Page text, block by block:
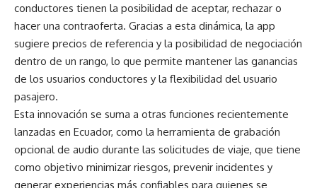
conductores tienen la posibilidad de aceptar, rechazar o
hacer una contraoferta. Gracias a esta dinámica, la app
sugiere precios de referencia y la posibilidad de negociación
dentro de un rango, lo que permite mantener las ganancias
de los usuarios conductores y la flexibilidad del usuario
pasajero.
Esta innovación se suma a otras funciones recientemente
lanzadas en Ecuador, como la herramienta de grabación
opcional de audio durante las solicitudes de viaje, que tiene
como objetivo minimizar riesgos, prevenir incidentes y
generar experiencias más confiables para quienes se